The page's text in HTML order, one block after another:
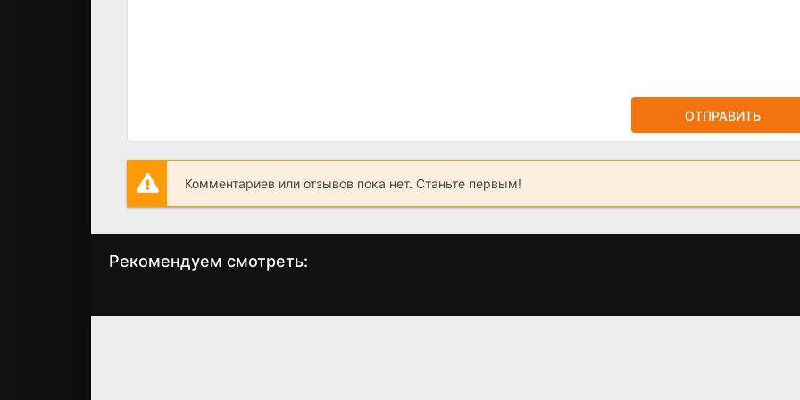
ОТПРАВИТЬ
Комментариев или отзывов пока нет. Станьте первым!
Рекомендуем смотреть: